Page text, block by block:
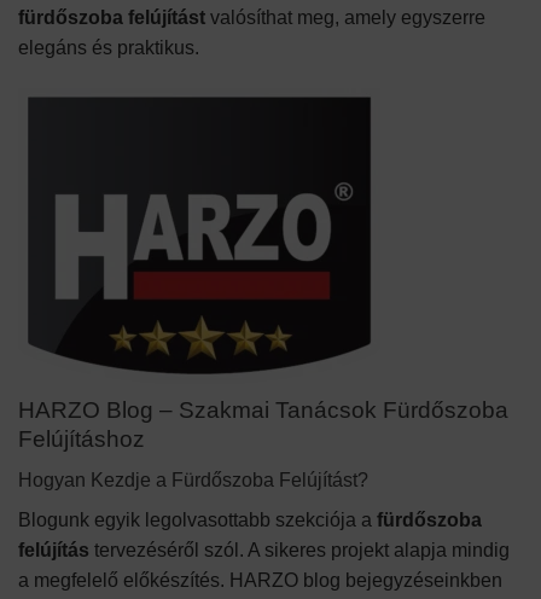
fürdőszoba felújítást valósíthat meg, amely egyszerre
elegáns és praktikus.
HARZO Blog – Szakmai Tanácsok Fürdőszoba
Felújításhoz
Hogyan Kezdje a Fürdőszoba Felújítást?
Blogunk egyik legolvasottabb szekciója a fürdőszoba
felújítás tervezéséről szól. A sikeres projekt alapja mindig
a megfelelő előkészítés. HARZO blog bejegyzéseinkben